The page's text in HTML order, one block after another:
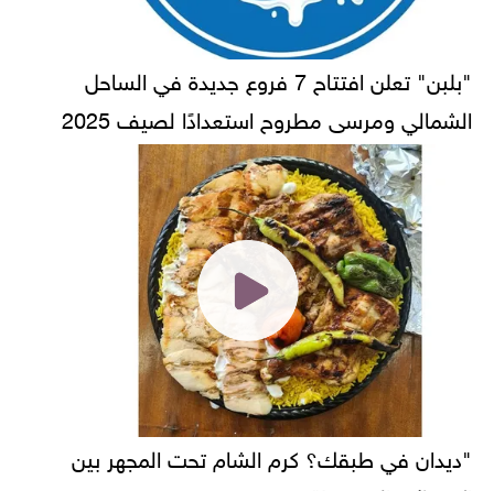
"بلبن" تعلن افتتاح 7 فروع جديدة في الساحل
الشمالي ومرسى مطروح استعدادًا لصيف 2025
"ديدان في طبقك؟ كرم الشام تحت المجهر بين